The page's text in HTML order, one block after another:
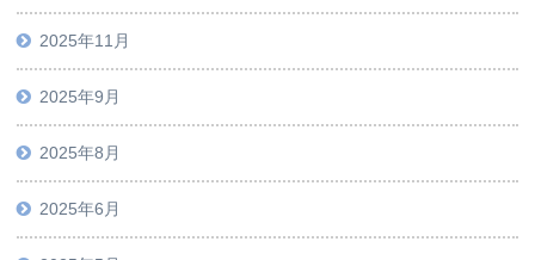
2025年11月
2025年9月
2025年8月
2025年6月